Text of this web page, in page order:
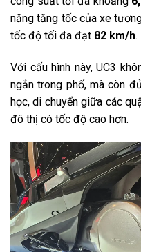
năng tăng tốc của xe
tốc độ tối đa đạt 82 km/h.
Với cấu hình này, UC3
ngắn trong phố, mà còn
học, di chuyển giữa các
đô thị có tốc độ cao hơn.